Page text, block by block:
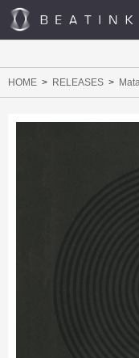
HOME RELEASES